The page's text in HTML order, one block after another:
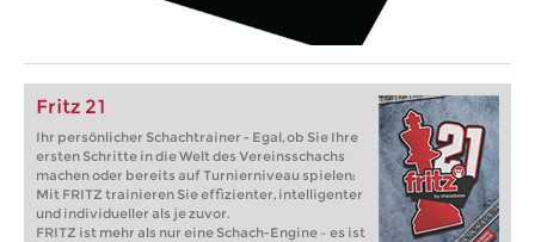
Fritz 21
Ihr persönlicher Schachtrainer - Egal, ob Sie Ihre
ersten Schritte in die Welt des Vereinsschachs
machen oder bereits auf Turnierniveau spielen:
Mit FRITZ trainieren Sie effizienter, intelligenter
und individueller als je zuvor.
FRITZ ist mehr als nur eine Schach-Engine – es ist